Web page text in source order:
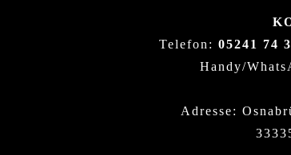
Telefon: 05241 74
Handy/
Adresse: